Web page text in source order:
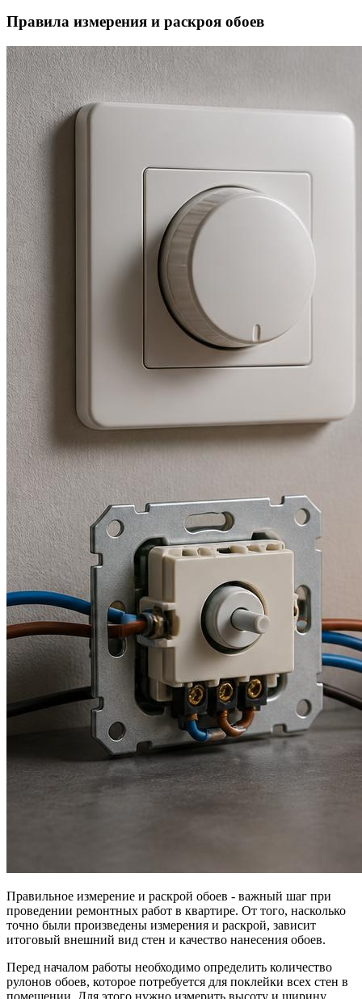
Правила измерения и раскроя обоев
Правильное измерение и раскрой обоев - важный шаг при
проведении ремонтных работ в квартире. От того, насколько
точно были произведены измерения и раскрой, зависит
итоговый внешний вид стен и качество нанесения обоев.
Перед началом работы необходимо определить количество
рулонов обоев, которое потребуется для поклейки всех стен в
помещении. Для этого нужно измерить высоту и ширину